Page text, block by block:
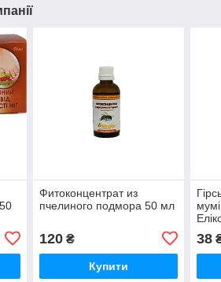
Фитоконцентрат из
пчелиного подмора 50 мл
120₴
Купити
38